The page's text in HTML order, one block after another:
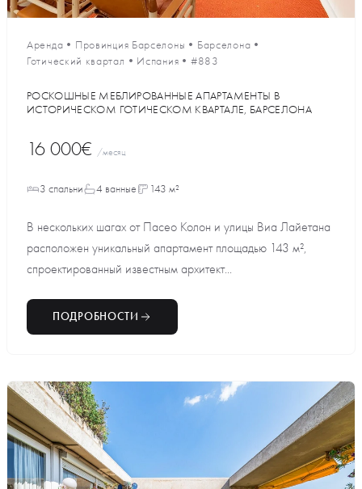
Аренда • Провинция Барселоны • Барселона •
Готический квартал • Испания • #883
РОСКОШНЫЕ МЕБЛИРОВАННЫЕ АПАРТАМЕНТЫ В
ИСТОРИЧЕСКОМ ГОТИЧЕСКОМ КВАРТАЛЕ, БАРСЕЛОНА
16 000€ /месяц
3 спальни 4 ванные 143 м²
В нескольких шагах от Пасео Колон и улицы Виа Лайетана
расположен уникальный апартамент площадью 143 м²,
спроектированный известным архитект...
ПОДРОБНОСТИ